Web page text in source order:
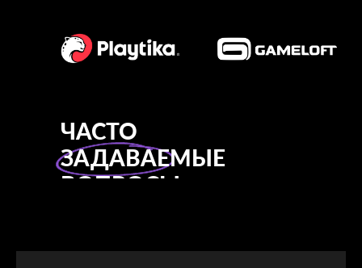
ЧАСТО
ЗАДАВАЕМЫЕ
ВОПРОСЫ